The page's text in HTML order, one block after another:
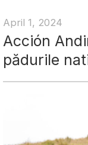
April 1, 2024
Acción
pădurile